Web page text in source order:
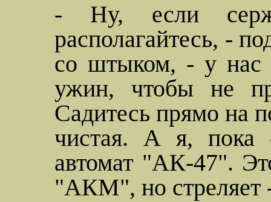
- Ну, если
располагайтесь, -
со штыком, - у нас
ужин, чтобы не
Садитесь прямо на
чистая. А я, пока
автомат "АК-47".
"АКМ", но стреляет